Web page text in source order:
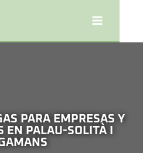
PARA EMPRESAS Y
EN PALAU-SOLITÀ I